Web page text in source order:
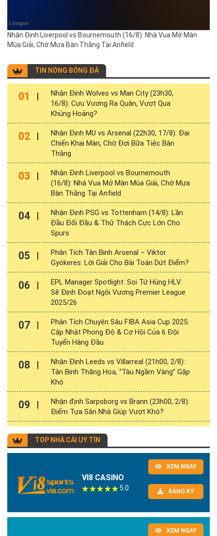
Nhận Định Liverpool vs Bournemouth (16/8): Nhà Vua Mở Màn
Mùa Giải, Chờ Mưa Bàn Thắng Tại Anfield
TIN NÓNG BÓNG ĐÁ
01
Nhận Định Wolves vs Man City (23h30,
16/8): Cựu Vương Ra Quân, Vượt Qua
Khủng Hoảng?
02
Nhận Định MU vs Arsenal (22h30, 17/8): Đại
Chiến Khai Màn, Chờ Đợi Bữa Tiệc Bàn
Thắng
03
Nhận Định Liverpool vs Bournemouth
(16/8): Nhà Vua Mở Màn Mùa Giải, Chờ Mưa
Bàn Thắng Tại Anfield
04
Nhận Định PSG vs Tottenham (14/8): Lần
Đầu Đối Đầu & Thử Thách Cực Lớn Cho
Spurs
05
Phân Tích Tân Binh Arsenal – Viktor
Gyökeres: Lời Giải Cho Bài Toán Dứt Điểm?
06
EPL Manager Spotlight: Soi Tứ Hùng HLV
Sẽ Định Đoạt Ngôi Vương Premier League
2025/26
07
Phân Tích Chuyên Sâu FIBA Asia Cup 2025:
Cập Nhật Phong Độ & Cơ Hội Của 6 Đội
Tuyển Hàng Đầu
08
Nhận Định Leeds vs Villarreal (21h00, 2/8):
Tân Binh Thăng Hoa, “Tàu Ngầm Vàng” Gặp
Khó
09
Nhận định Sarpsborg vs Brann (23h00, 2/8):
Điểm Tựa Sân Nhà Giúp Vượt Khó?
TOP NHÀ CÁI UY TÍN
VI8 CASINO
5.0
XEM NGAY
ĐĂNG KÝ
XEM NGAY